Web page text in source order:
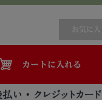
お気に
カートに入れる